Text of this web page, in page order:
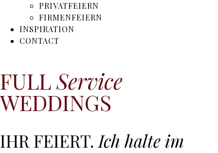
PRIVATFEIERN
FIRMENFEIERN
INSPIRATION
CONTACT
FULLService
WEDDINGS
IHR FEIERT.Ich halte im